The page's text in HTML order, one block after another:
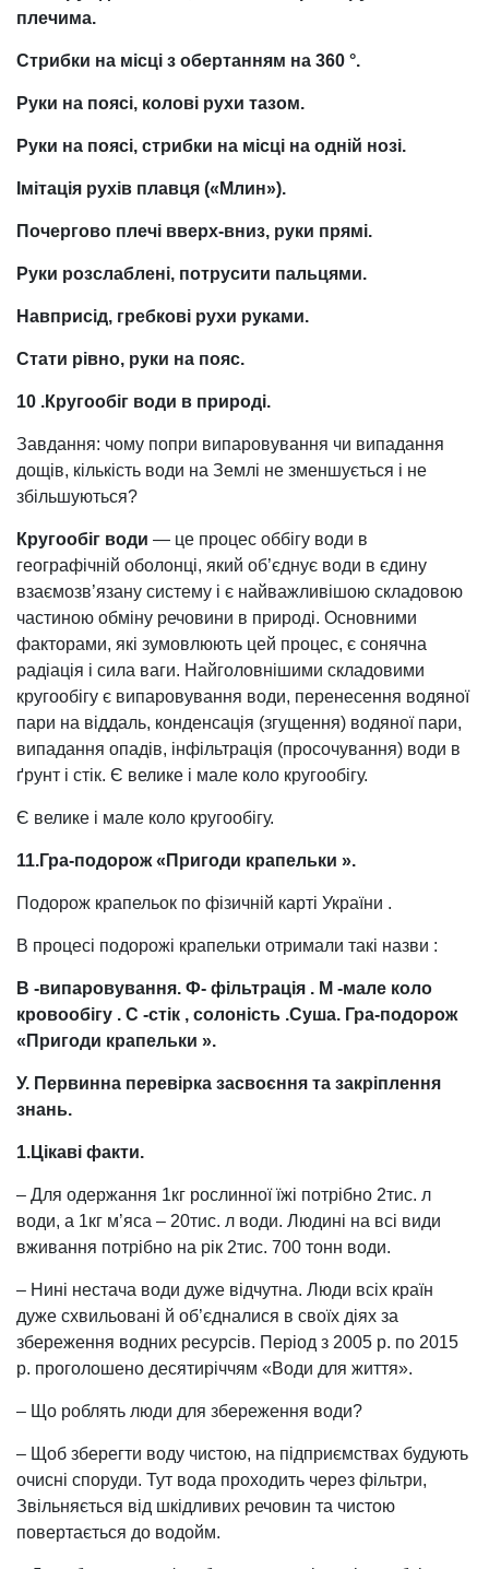
плечима.
Стрибки на місці з обертанням на 360 °.
Руки на поясі, колові рухи тазом.
Руки на поясі, стрибки на місці на одній нозі.
Імітація рухів плавця («Млин»).
Почергово плечі вверх-вниз, руки прямі.
Руки розслаблені, потрусити пальцями.
Навприсід, гребкові рухи руками.
Стати рівно, руки на пояс.
10 .Кругообіг води в природі.
Завдання: чому попри випаровування чи випадання
дощів, кількість води на Землі не зменшується і не
збільшуються?
Кругообіг води — це процес оббігу води в
географічній оболонці, який об’єднує води в єдину
взаємозв’язану систему і є найважливішою складовою
частиною обміну речовини в природі. Основними
факторами, які зумовлюють цей процес, є сонячна
радіація і сила ваги. Найголовнішими складовими
кругообігу є випаровування води, перенесення водяної
пари на віддаль, конденсація (згущення) водяної пари,
випадання опадів, інфільтрація (просочування) води в
ґрунт і стік. Є велике і мале коло кругообігу.
Є велике і мале коло кругообігу.
11.Гра-подорож «Пригоди крапельки ».
Подорож крапельок по фізичній карті України .
В процесі подорожі крапельки отримали такі назви :
В -випаровування. Ф- фільтрація . М -мале коло
кровообігу . С -стік , солоність .Суша. Гра-подорож
«Пригоди крапельки ».
У. Первинна перевірка засвоєння та закріплення
знань.
1.Цікаві факти.
– Для одержання 1кг рослинної їжі потрібно 2тис. л
води, а 1кг м’яса – 20тис. л води. Людині на всі види
вживання потрібно на рік 2тис. 700 тонн води.
– Нині нестача води дуже відчутна. Люди всіх країн
дуже схвильовані й об’єдналися в своїх діях за
збереження водних ресурсів. Період з 2005 р. по 2015
р. проголошено десятиріччям «Води для життя».
– Що роблять люди для збереження води?
– Щоб зберегти воду чистою, на підприємствах будують
очисні споруди. Тут вода проходить через фільтри,
Звільняється від шкідливих речовин та чистою
повертається до водойм.